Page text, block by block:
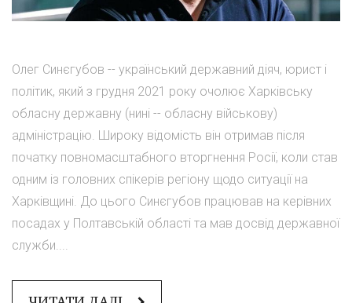
Олег Синєгубов -- український державний діяч, юрист і
політик, який з грудня 2021 року очолює Харківську
обласну державну (нині -- обласну військову)
адміністрацію. Широку відомість він отримав після
початку повномасштабного вторгнення Росії, коли став
одним із головних спікерів регіону щодо ситуації на
Харківщині. До цього Синєгубов працював на керівних
посадах у Полтавській області та мав досвід державної
служби....